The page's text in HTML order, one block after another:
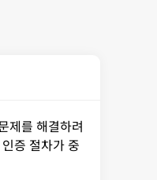
제를 해결하려
증 절차가 중